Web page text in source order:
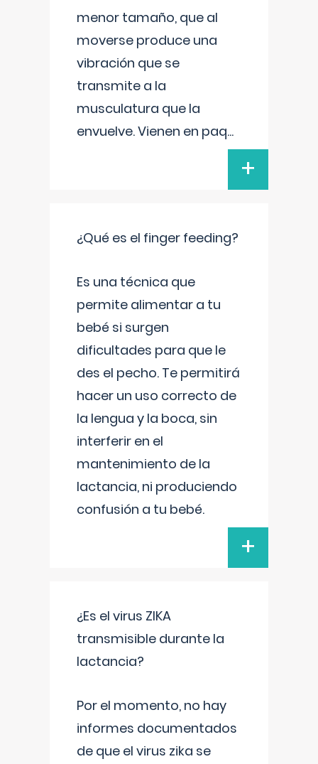
menor tamaño, que al
moverse produce una
vibración que se
transmite a la
musculatura que la
envuelve. Vienen en paq...
+
¿Qué es el finger feeding?
Es una técnica que
permite alimentar a tu
bebé si surgen
dificultades para que le
des el pecho. Te permitirá
hacer un uso correcto de
la lengua y la boca, sin
interferir en el
mantenimiento de la
lactancia, ni produciendo
confusión a tu bebé.
+
¿Es el virus ZIKA
transmisible durante la
lactancia?
Por el momento, no hay
informes documentados
de que el virus zika se